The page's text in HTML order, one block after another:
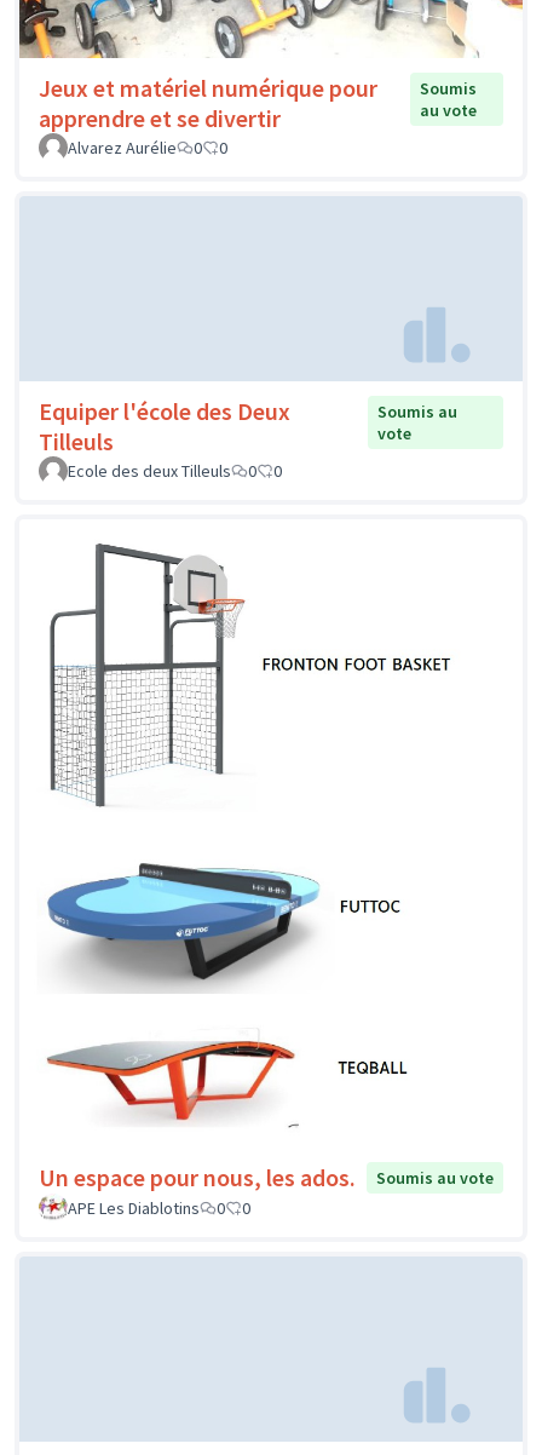
Jeux et matériel numérique pour
apprendre et se divertir
Soumis
au vote
Alvarez Aurélie
0 0
Equiper l'école des Deux
Tilleuls
Soumis au
vote
Ecole des deux Tilleuls
0 0
Un espace pour nous, les ados.
Soumis au vote
APE Les Diablotins
0 0